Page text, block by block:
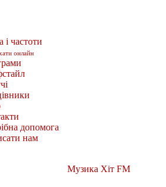
і частоти
онлайн
допомога
нам
Музика Хіт FM